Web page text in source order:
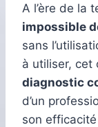
A l’ère de la
impossible
sans
à utiliser, cet
diagnostic
d’un
son